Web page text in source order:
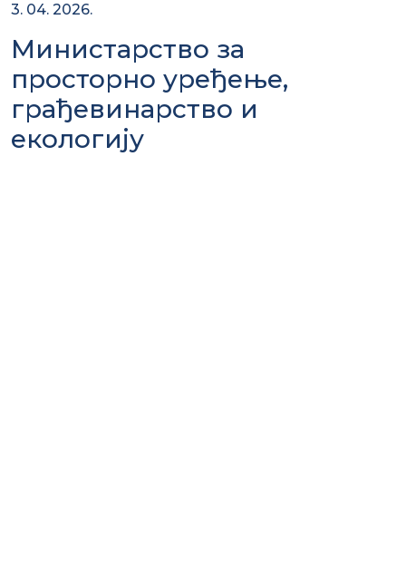
3. 04. 2026.
Министарство за
просторно уређење,
грађевинарство и
екологију